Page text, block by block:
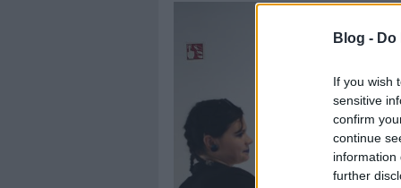
Blog -
If you wish
sensitive
confirm
continue
information
further